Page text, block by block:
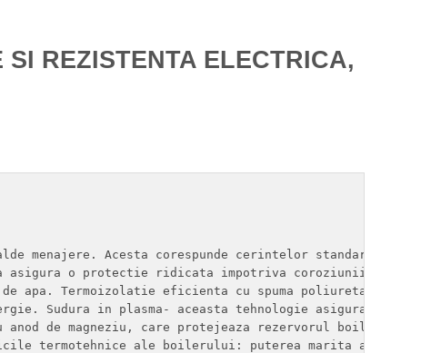
REZISTENTA ELECTRICA,
Acesta corespunde cerintelor standardului de
asigura o protectie ridicata impotriva coroziunii, dar
apa. Termoizolatie eficienta cu spuma poliuretanica
Sudura in plasma- aceasta tehnologie asigura
de magneziu, care protejeaza rezervorul
termotehnice ale boilerului: puterea marita a